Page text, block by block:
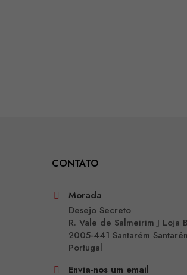
CONTATO
Morada
Desejo Secreto
R. Vale de Salmeirim J Loja B
2005-441 Santarém
Portugal
Envia-nos um email